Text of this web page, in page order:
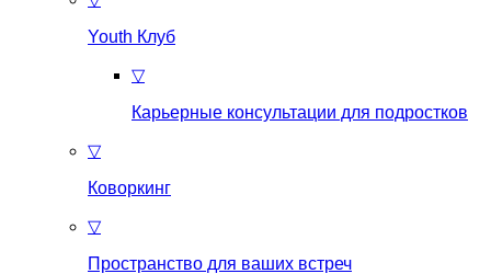
Youth Клуб
▽
Карьерные консультации для подростков
▽
Коворкинг
▽
Пространство для ваших встреч